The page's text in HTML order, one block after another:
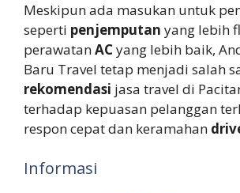
Meskipun ada masukan untuk
seperti penjemputan yang lebih
perawatanACyang lebih baik,
Baru Travel tetap menjadi salah
rekomendasi jasa travel di
terhadap kepuasan pelanggan
respon cepat dan keramahan
Informasi